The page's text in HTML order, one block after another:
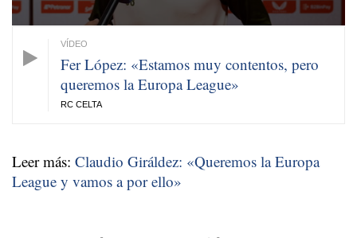
Fer López: «Estamos muy contentos, pero
queremos la Europa League»
RC CELTA
Leer más: Claudio Giráldez: «Queremos la Europa
League y vamos a por ello»